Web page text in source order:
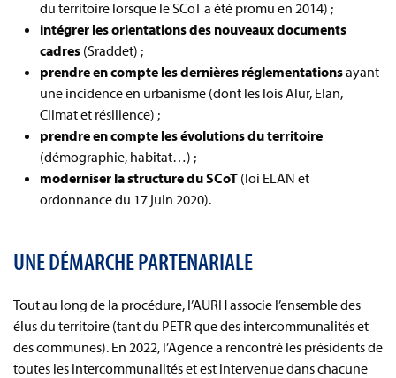
du territoire lorsque le SCoT a été promu en 2014) ;
intégrer les orientations des nouveaux documents
cadres (Sraddet) ;
prendre en compte les dernières réglementationsayant
une incidence en urbanisme (dont les lois Alur, Elan,
Climat et résilience) ;
prendre en compte les évolutions du territoire
(démographie, habitat…) ;
moderniser la structure du SCoT (loi ELAN et
ordonnance du 17 juin 2020).
UNE DÉMARCHE PARTENARIALE
Tout au long de la procédure, l’AURH associe l’ensemble des
élus du territoire (tant du PETR que des intercommunalités et
des communes). En 2022, l’Agence a rencontré les présidents de
toutes les intercommunalités et est intervenue dans chacune